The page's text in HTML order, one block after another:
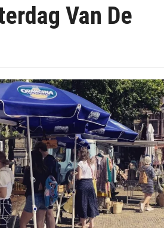
Van De